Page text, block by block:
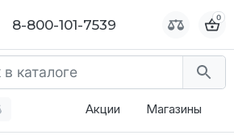
8-800-101-7539 0
Акции Магазины
8-800-101-7539 0